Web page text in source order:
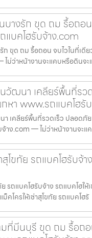
างรัก ขุด ถม รื้อถอน
แบคโฮรับจ้าง.com
ขุด ถม รื้อถอน จบไวในที่เดีย
ม่ว่าหน้างานจะแคบหรือดินจะ
วัฒนา เคลียร์พื้นที่รว
กหา www.รถแบคโฮรั
เคลียร์พื้นที่รวดเร็ว ปลอดภัย
าง.com — ไม่ว่าหน้างานจะแ
สุโขทัย รถแบคโฮรับจ้า
ย รถแบคโฮรับจ้าง รถแบคโฮใ
คโครให้เช่าสุโขทัย รถแบคโฮรั
มที่มีนบุรี ขุด ถม รื้อถอ